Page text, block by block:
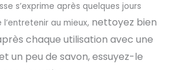
s’exprime après quelques jours
l’entretenir au mieux, nettoyez bien
chaque utilisation avec une
un peu de savon, essuyez-le